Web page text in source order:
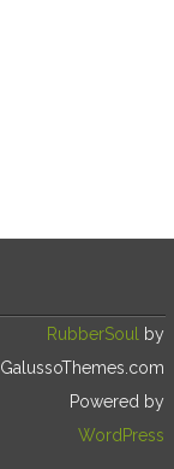
RubberSoul by
GalussoThemes.com
Powered by
WordPress